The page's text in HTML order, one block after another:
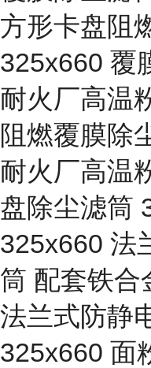
方形卡盘阻
325x660 覆
耐火厂高温
阻燃覆膜除
耐火厂高温
盘除尘滤筒
325x660 法
筒 配套铁合
法兰式防静
325x660 面